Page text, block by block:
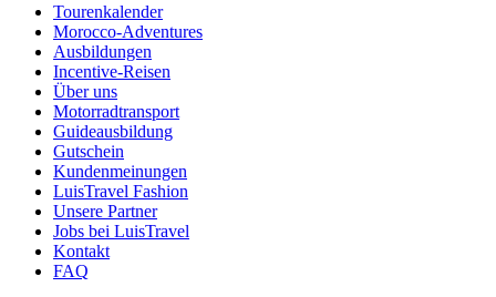
Tourenkalender
Morocco-Adventures
Ausbildungen
Incentive-Reisen
Über uns
Motorradtransport
Guideausbildung
Gutschein
Kundenmeinungen
LuisTravel Fashion
Unsere Partner
Jobs bei LuisTravel
Kontakt
FAQ